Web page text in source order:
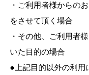
・ご利用者様からの
をさせて頂く場合
・その他、ご利用者
いた目的の場合
●上記目的以外の利用